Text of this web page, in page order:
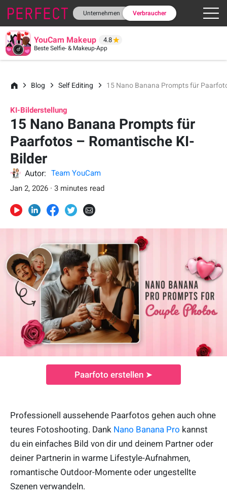
Unternehmen Verbraucher
YouCam Makeup 4.8
Beste Selfie- & Makeup-App
Blog Self Editing 15 Nano Banana Prompts für
KI-Bilderstellung
15 Nano Banana Prompts für
Paarfotos – Romantische KI-
Bilder
Autor:
Team YouCam
Jan 2, 2026 · 3 minutes read
Paarfoto erstellen ➤
Professionell aussehende Paarfotos gehen auch ohne
teures Fotoshooting. Dank Nano Banana Pro kannst
du ein einfaches Bild von dir und deinem Partner oder
deiner Partnerin in warme Lifestyle-Aufnahmen,
romantische Outdoor-Momente oder ungestellte
Szenen verwandeln.